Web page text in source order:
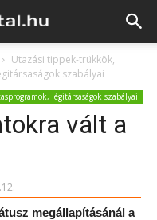
Utazási tippek-trükkök,
szabályai
légitársaságok szabályai
vált a
megállapításánál a